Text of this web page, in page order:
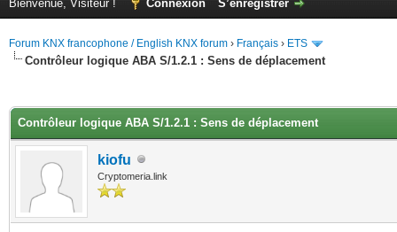
Bienvenue, Visiteur ! Connexion S’enregistrer
Forum KNX francophone / English KNX forum › Français › ETS
Contrôleur logique ABA S/1.2.1 : Sens de déplacement
Contrôleur logique ABA S/1.2.1 : Sens de déplacement
kiofu
Cryptomeria.link